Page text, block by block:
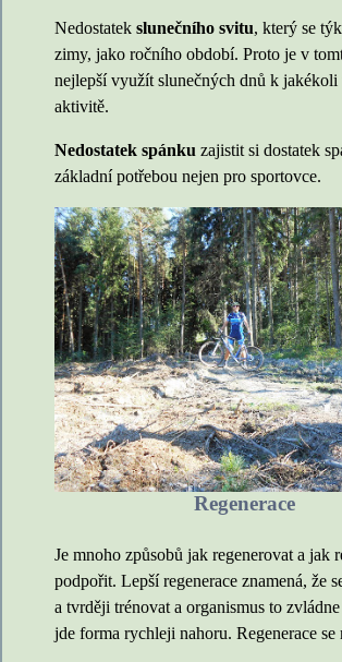
Nedostatek slunečního svitu, který se
zimy, jako ročního období. Proto je v
nejlepší využít slunečných dnů k
aktivitě.
Nedostatek spánku zajistit si dostatek
základní potřebou nejen pro sportovce.
Regenerace
Je mnoho způsobů jak regenerovat a jak
podpořit. Lepší regenerace znamená, že
a tvrději trénovat a organismus to zvládne
jde forma rychleji nahoru. Regenerace se